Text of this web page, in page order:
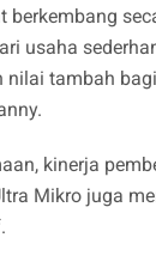
berkembang
usaha
nilai tambah
kinerja
Mikro juga